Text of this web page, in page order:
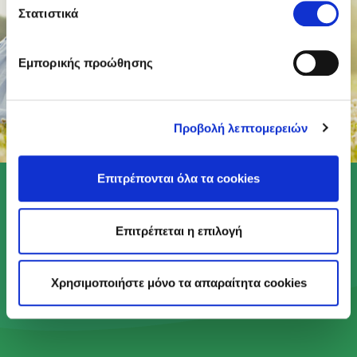
Στατιστικά
Εμπορικής προώθησης
Προβολή λεπτομερειών
Επιτρέπονται όλα τα cookies
Επιτρέπεται η επιλογή
Χρησιμοποιήστε μόνο τα απαραίτητα cookies
Με το Πρόγραμμα Act Green, κάνουμε πράξη το
αίσθημα φροντίδας που βρίσκεται στον πυρήνα
του DNA μας, ώστε να προσφέρουμε ένα
καλύτερο μέλλον στις επόμενες γενιές.